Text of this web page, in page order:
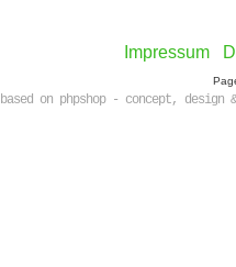
Impressum
based on phpshop - concept, design